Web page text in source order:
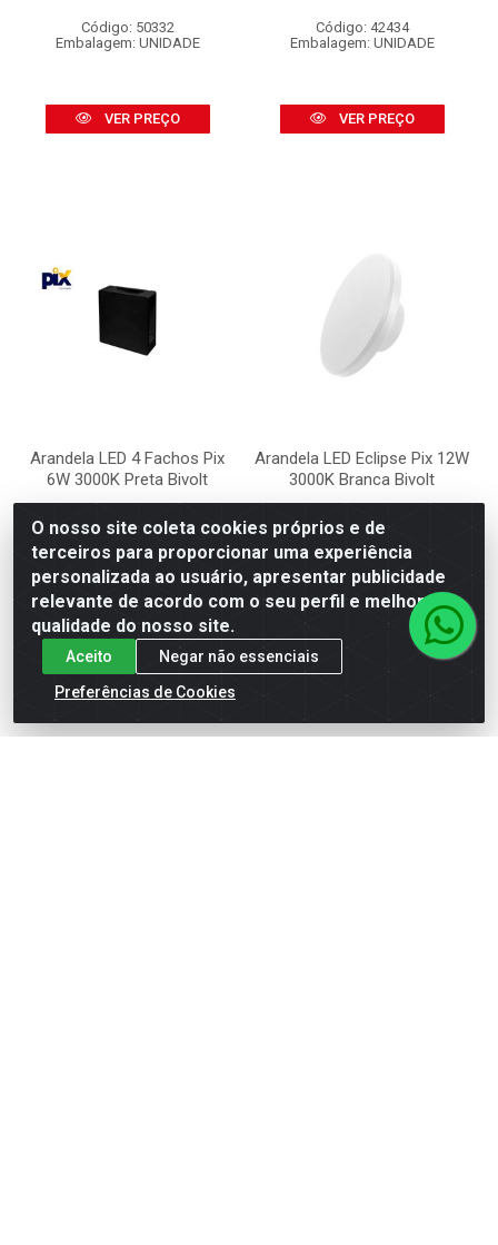
Código: 50332
Embalagem: UNIDADE
VER PREÇO
Código: 42434
Embalagem: UNIDADE
VER PREÇO
Arandela LED 4 Fachos Pix
6W 3000K Preta Bivolt
Código: 42435
Embalagem: UNIDADE
Arandela LED Eclipse Pix 12W
3000K Branca Bivolt
Código: 52800
Embalagem: UNIDADE
VER PREÇO
O nosso site coleta cookies próprios e de
terceiros para proporcionar uma experiência
personalizada ao usuário, apresentar publicidade
relevante de acordo com o seu perfil e melhorar a
qualidade do nosso site.
Aceito
Negar não essenciais
Preferências de Cookies